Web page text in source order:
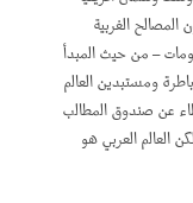
الغربية
– من حيث المبدأ
ومستبدين العالم
عن صندوق المطالب
العالم العربي هو